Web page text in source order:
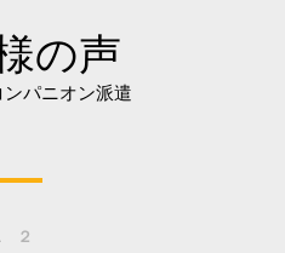
の声
パニオン派遣
２